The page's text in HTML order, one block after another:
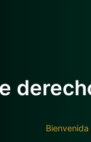
Bienvenida